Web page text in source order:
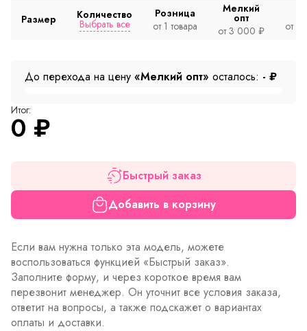
Размер Количество
Выбрать все
Розница
от 1 товара
Мелкий
опт
от 3 000 ₽
от
До перехода на цену «Мелкий опт» осталось: - ₽
Итог:
0 ₽
Быстрый заказ
Добавить в корзину
Если вам нужна только эта модель, можете
воспользоваться функцией «Быстрый заказ».
Заполните форму, и через короткое время вам
перезвонит менеджер. Он уточнит все условия заказа,
ответит на вопросы, а также подскажет о вариантах
оплаты и доставки.